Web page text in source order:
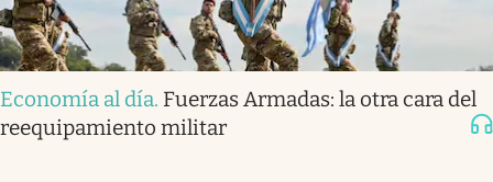
Economía al día. Fuerzas Armadas: la otra cara del
reequipamiento militar